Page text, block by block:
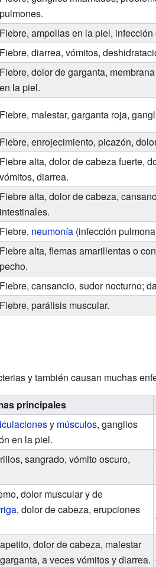
pulmones.
Fiebre, ampollas en la piel,
Fiebre, diarrea, vómitos,
Fiebre, dolor de garganta,
en la piel.
Fiebre, malestar, garganta roja,
Fiebre, enrojecimiento, picazón,
Fiebre alta, dolor de cabeza fuerte,
vómitos, diarrea.
Fiebre alta, dolor de cabeza,
intestinales.
Fiebre, neumonía(infección
Fiebre alta, flemas amarillentas o
pecho.
Fiebre, cansancio, sudor nocturno;
Fiebre, parálisis muscular.
y también causan muchas
principales
y músculos, ganglios
en la piel.
sangrado, vómito oscuro,
dolor muscular y de
, dolor de cabeza, erupciones
dolor de cabeza, malestar
a veces vómitos y diarrea.